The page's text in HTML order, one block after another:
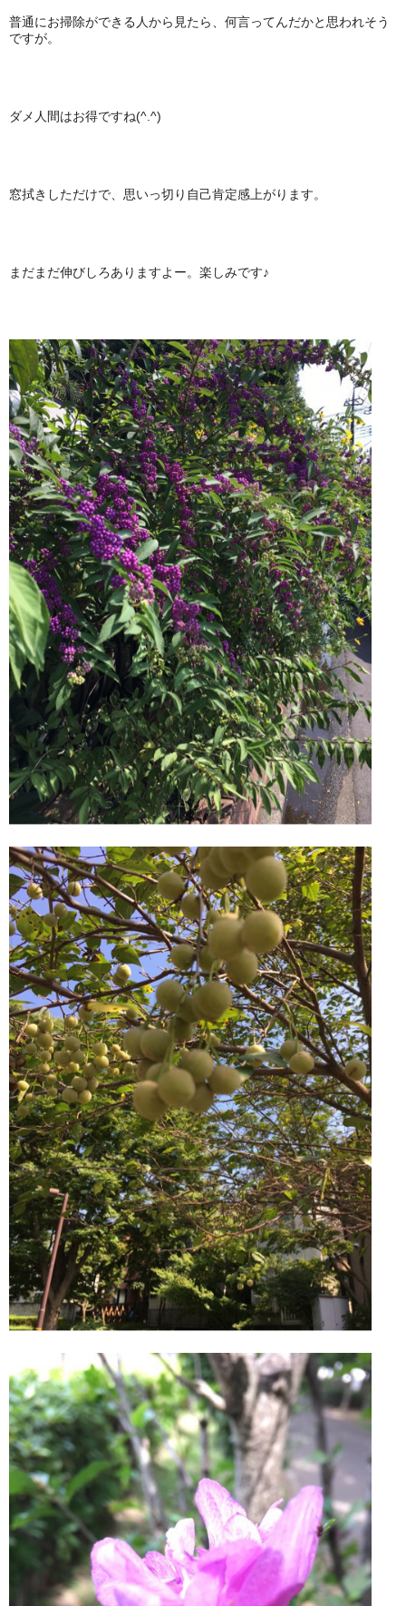
普通にお掃除ができる人から見たら、何言ってんだかと思われそう
ですが。
ダメ人間はお得ですね(^.^)
窓拭きしただけで、思いっ切り自己肯定感上がります。
まだまだ伸びしろありますよー。楽しみです♪